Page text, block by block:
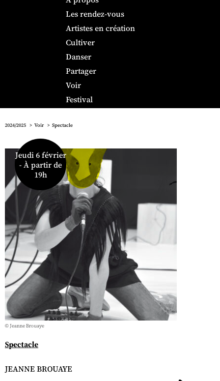
Les rendez-vous
Artistes en création
Cultiver
Danser
Partager
Voir
Festival
2024/2025 Voir Spectacle
Spectacle
JEANNE BROUAYE
Jeudi 6 février
- À partir de
19h
© Jeanne Brouaye